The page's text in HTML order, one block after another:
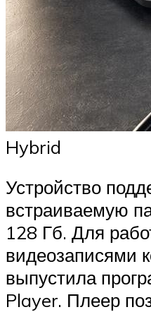
Hybrid
Устройство
встраиваемую
128 Гб. Для
видеозаписями
выпустила
Player. Плеер